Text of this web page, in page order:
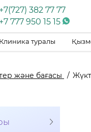
+7(727) 382 77 77
+7 777 950 15 15
Клиника туралы
және бағасы